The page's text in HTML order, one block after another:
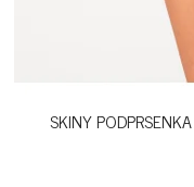
SKINY